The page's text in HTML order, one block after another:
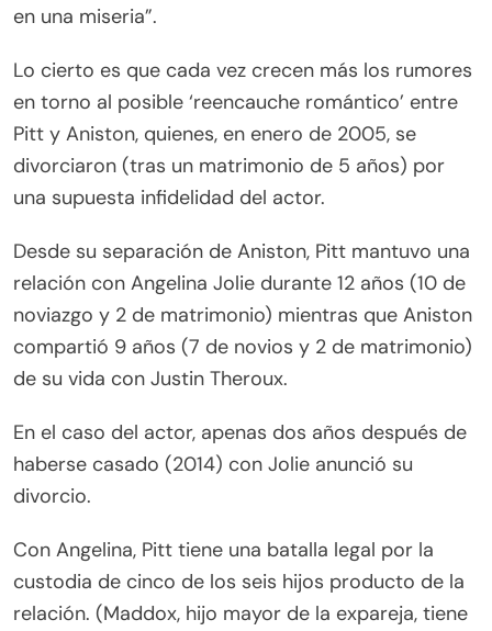
en una miseria”.
Lo cierto es que cada vez crecen más los rumores
en torno al posible ‘reencauche romántico’ entre
Pitt y Aniston, quienes, en enero de 2005, se
divorciaron (tras un matrimonio de 5 años) por
una supuesta infidelidad del actor.
Desde su separación de Aniston, Pitt mantuvo una
relación con Angelina Jolie durante 12 años (10 de
noviazgo y 2 de matrimonio) mientras que Aniston
compartió 9 años (7 de novios y 2 de matrimonio)
de su vida con Justin Theroux.
En el caso del actor, apenas dos años después de
haberse casado (2014) con Jolie anunció su
divorcio.
Con Angelina, Pitt tiene una batalla legal por la
custodia de cinco de los seis hijos producto de la
relación. (Maddox, hijo mayor de la expareja, tiene